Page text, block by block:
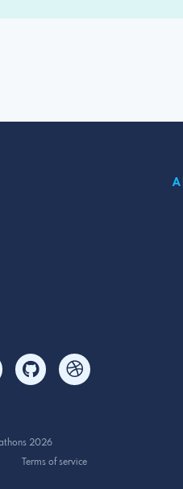
2026
Terms of service